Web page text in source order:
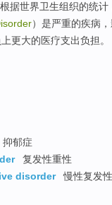
据世界卫生组织的统
）是严重的疾病
更大的医疗支出负担。
抑郁症
复发性重性
disorder
慢性复发